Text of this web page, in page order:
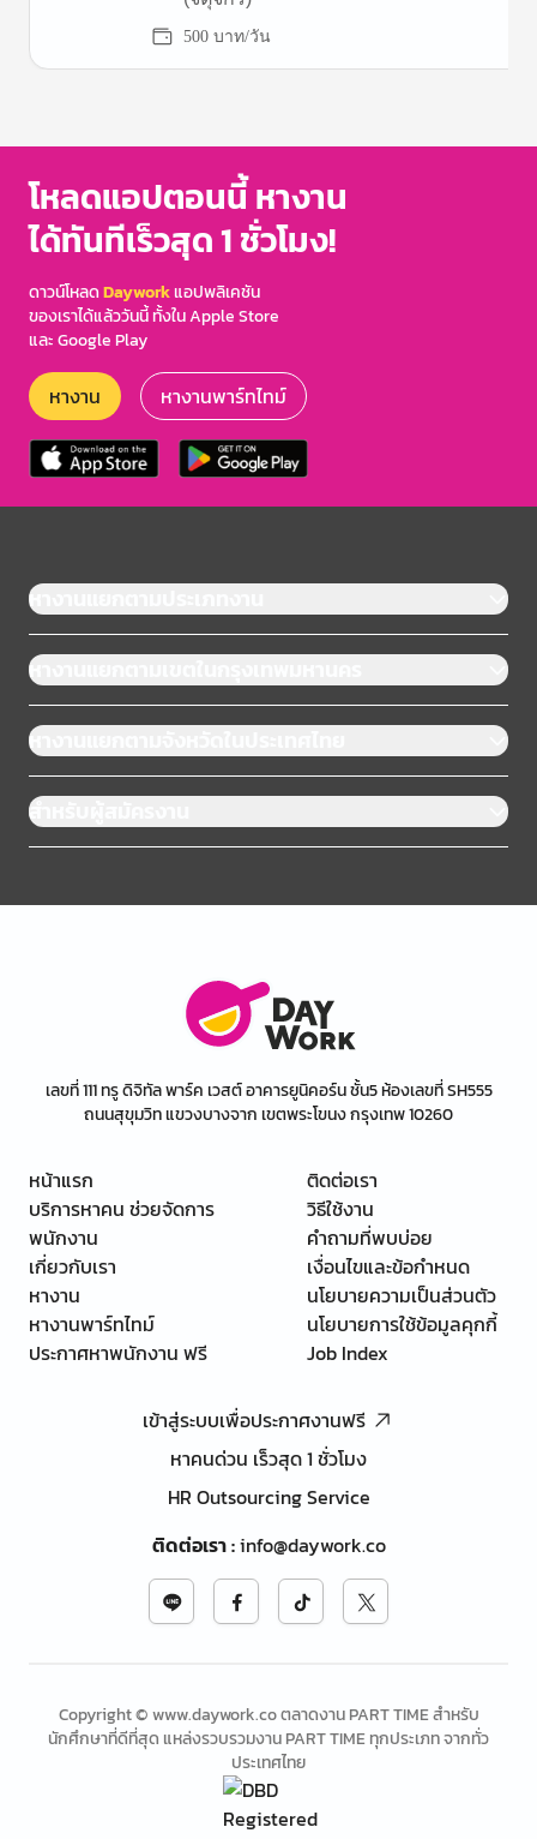
500 บาท/วัน
of
โหลดแอปตอนนี้ หางาน
ได้ทันทีเร็วสุด 1 ชั่วโมง!
ดาวน์โหลดDayworkแอปพลิเคชัน
ของเราได้แล้ววันนี้ ทั้งใน Apple Store
และ Google Play
หางาน หางานพาร์ทไทม์
หางานแยกตามประเภทงาน
หางานแยกตามเขตในกรุงเทพมหานคร
หางานแยกตามจังหวัดในประเทศไทย
สำหรับผู้สมัครงาน
เลขที่ 111 ทรู ดิจิทัล พาร์ค เวสต์ อาคารยูนิคอร์น ชั้น5 ห้องเลขที่ SH555
ถนนสุขุมวิท แขวงบางจาก เขตพระโขนง กรุงเทพ 10260
หน้าแรก
บริการหาคน ช่วยจัดการ
พนักงาน
เกี่ยวกับเรา
หางาน
หางานพาร์ทไทม์
ประกาศหาพนักงาน ฟรี
ติดต่อเรา
วิธีใช้งาน
คำถามที่พบบ่อย
เงื่อนไขและข้อกำหนด
นโยบายความเป็นส่วนตัว
นโยบายการใช้ข้อมูลคุกกี้
Job Index
เข้าสู่ระบบเพื่อประกาศงานฟรี
หาคนด่วน เร็วสุด 1 ชั่วโมง
HR Outsourcing Service
ติดต่อเรา:info@daywork.co
Copyright © www.daywork.co ตลาดงาน PART TIME สำหรับ
นักศึกษาที่ดีที่สุด แหล่งรวบรวมงาน PART TIME ทุกประเภท จากทั่ว
ประเทศไทย